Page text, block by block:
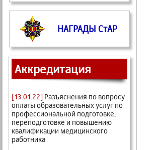
НАГРАДЫ СтАР
Аккредитация
[13.01.22] Разъяснения по вопросу
оплаты образовательных услуг по
профессиональной подготовке,
переподготовке и повышению
квалификации медицинского
работника